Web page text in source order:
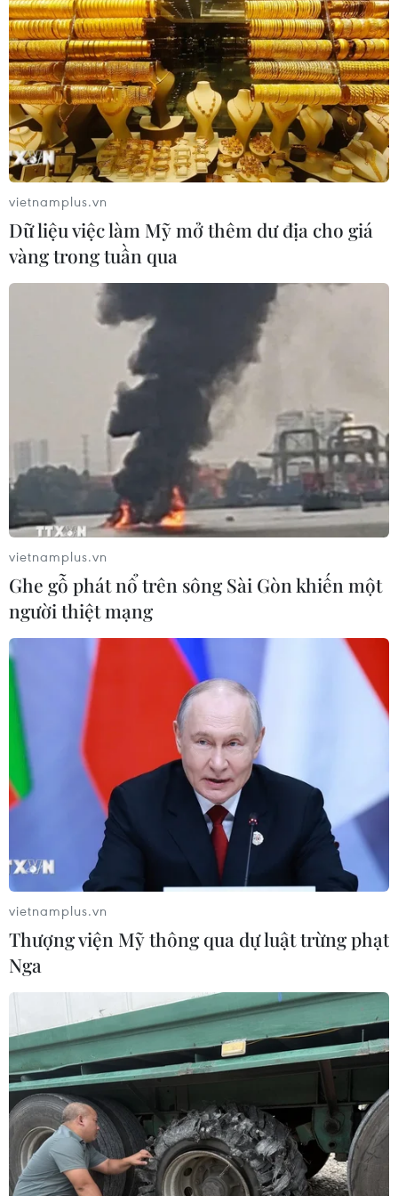
TIN CÙNG CHUYÊN MỤC
Chủ tịch Quốc hội Trần Thanh Mẫn:
Khẳng định vai trò nòng cốt trong
đấu tranh phòng, chống tham
nhũng, tội phạm kinh tế
08/08/2026 05:02
vietnamplus.vn
Dữ liệu việc làm Mỹ mở thêm dư địa cho giá
vàng trong tuần qua
vietnamplus.vn
Ghe gỗ phát nổ trên sông Sài Gòn khiến một
người thiệt mạng
vietnamplus.vn
Thượng viện Mỹ thông qua dự luật trừng phạt
Nga